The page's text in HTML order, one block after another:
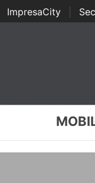
ImpresaCity